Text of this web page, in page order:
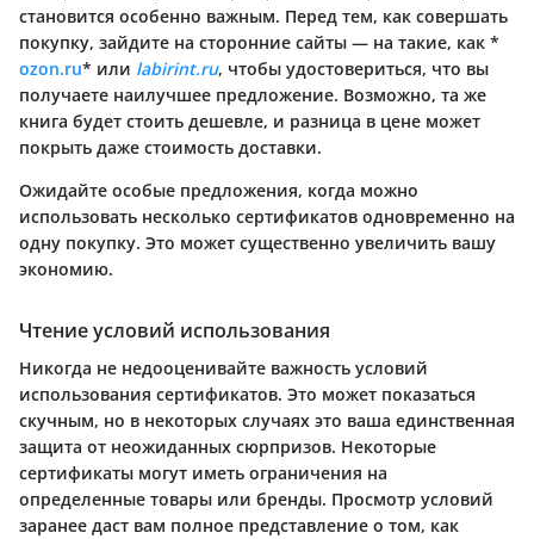
становится особенно важным. Перед тем, как совершать
покупку, зайдите на сторонние сайты — на такие, как *
ozon.ru* или labirint.ru, чтобы удостовериться, что вы
получаете наилучшее предложение. Возможно, та же
книга будет стоить дешевле, и разница в цене может
покрыть даже стоимость доставки.
Ожидайте особые предложения, когда можно
использовать несколько сертификатов одновременно на
одну покупку. Это может существенно увеличить вашу
экономию.
Чтение условий использования
Никогда не недооценивайте важность условий
использования сертификатов. Это может показаться
скучным, но в некоторых случаях это ваша единственная
защита от неожиданных сюрпризов. Некоторые
сертификаты могут иметь ограничения на
определенные товары или бренды. Просмотр условий
заранее даст вам полное представление о том, как